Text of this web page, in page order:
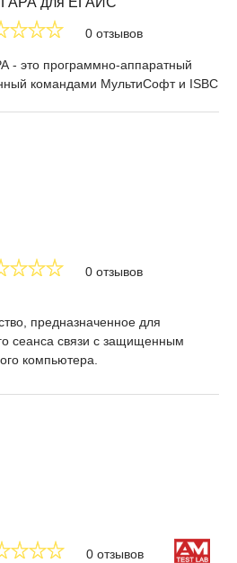
0 отзывов
- это программно-аппаратный
командами МультиСофт и ISBС
0 отзывов
предназначенное для
сеанса связи с защищенным
компьютера.
0 отзывов